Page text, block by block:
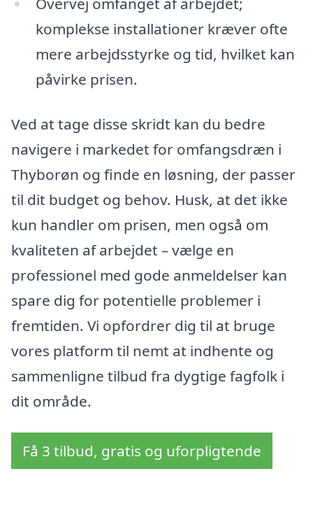
komplekse installationer kræver ofte
mere arbejdsstyrke og tid, hvilket kan
påvirke prisen.
Ved at tage disse skridt kan du bedre
navigere i markedet for omfangsdræn i
Thyborøn og finde en løsning, der passer
til dit budget og behov. Husk, at det ikke
kun handler om prisen, men også om
kvaliteten af arbejdet – vælge en
professionel med gode anmeldelser kan
spare dig for potentielle problemer i
fremtiden. Vi opfordrer dig til at bruge
vores platform til nemt at indhente og
sammenligne tilbud fra dygtige fagfolk i
dit område.
Få 3 tilbud, gratis og uforpligtende